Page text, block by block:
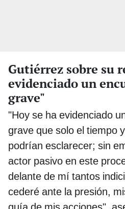
Gutiérrez sobre su
evidenciado un
grave"
"Hoy se ha evidenciado
grave que solo el tiempo
podrían esclarecer; sin
actor pasivo en este
delante de mí tantos
cederé ante la presión,